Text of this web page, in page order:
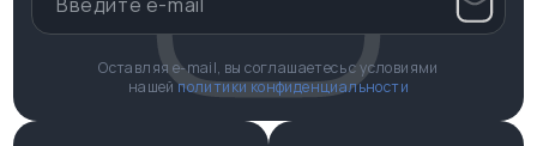
Оставляя e-mail, вы соглашаетесь с условиями
нашейполитики конфиденциальности